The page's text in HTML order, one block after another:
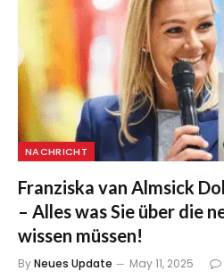
NACHRICHT
Franziska van Almsick
– Alles was Sie über die
wissen müssen!
ByNeues Update May 11, 2025